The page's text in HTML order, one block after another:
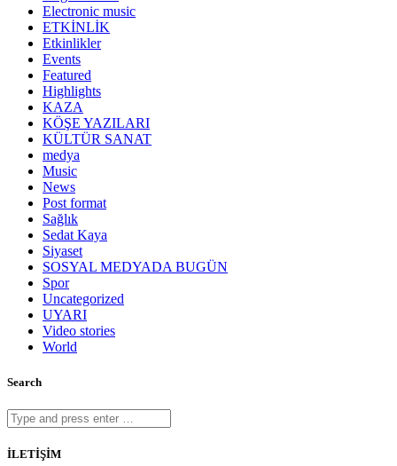
Electronic music
ETKİNLİK
Etkinlikler
Events
Featured
Highlights
KAZA
KÖŞE YAZILARI
KÜLTÜR SANAT
medya
Music
News
Post format
Sağlık
Sedat Kaya
Siyaset
SOSYAL MEDYADA BUGÜN
Spor
Uncategorized
UYARI
Video stories
World
Search
İLETİŞİM